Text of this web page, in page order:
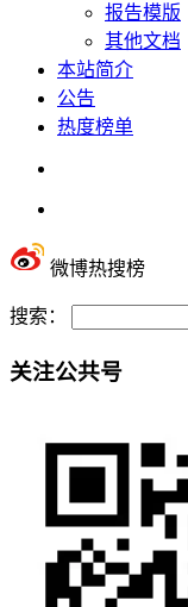
报告模版
其他文档
本站简介
公告
热度榜单
微博热搜榜
搜索：
关注公共号